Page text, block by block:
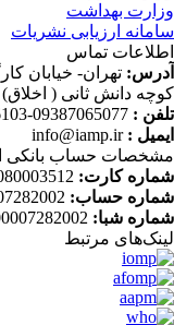
بهداشت
ارزیابی نشریات
تماس
تهران- خیابان
دانش ثانی ( اخلاق) - پلاک ۱۵
:
09387065077-09966216103
:
info@iamp.ir
حساب بانکی
کارت:
حساب:
شبا:
مرتبط